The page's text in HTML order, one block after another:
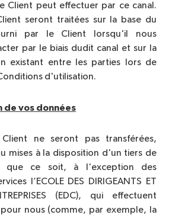
Client peut effectuer par ce canal.
seront traitées sur la base du
par le Client lorsqu'il nous
par le biais dudit canal et sur la
existant entre les parties lors de
d'utilisation.
de vos données
ne seront pas transférées,
mises à la disposition d'un tiers de
que ce soit, à l'exception des
l’ECOLE DES DIRIGEANTS ET
(EDC), qui effectuent
nous (comme, par exemple, la